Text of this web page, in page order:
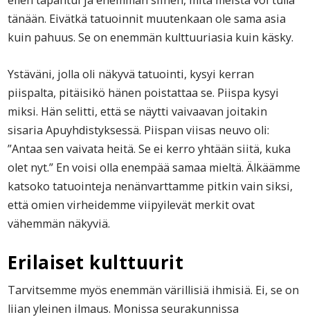
tänään. Eivätkä tatuoinnit muutenkaan ole sama asia
kuin pahuus. Se on enemmän kulttuuriasia kuin käsky.
Ystäväni, jolla oli näkyvä tatuointi, kysyi kerran
piispalta, pitäisikö hänen poistattaa se. Piispa kysyi
miksi. Hän selitti, että se näytti vaivaavan joitakin
sisaria Apuyhdistyksessä. Piispan viisas neuvo oli:
”Antaa sen vaivata heitä. Se ei kerro yhtään siitä, kuka
olet nyt.” En voisi olla enempää samaa mieltä. Älkäämme
katsoko tatuointeja nenänvarttamme pitkin vain siksi,
että omien virheidemme viipyilevät merkit ovat
vähemmän näkyviä.
Erilaiset kulttuurit
Tarvitsemme myös enemmän värillisiä ihmisiä. Ei, se on
liian yleinen ilmaus. Monissa seurakunnissa